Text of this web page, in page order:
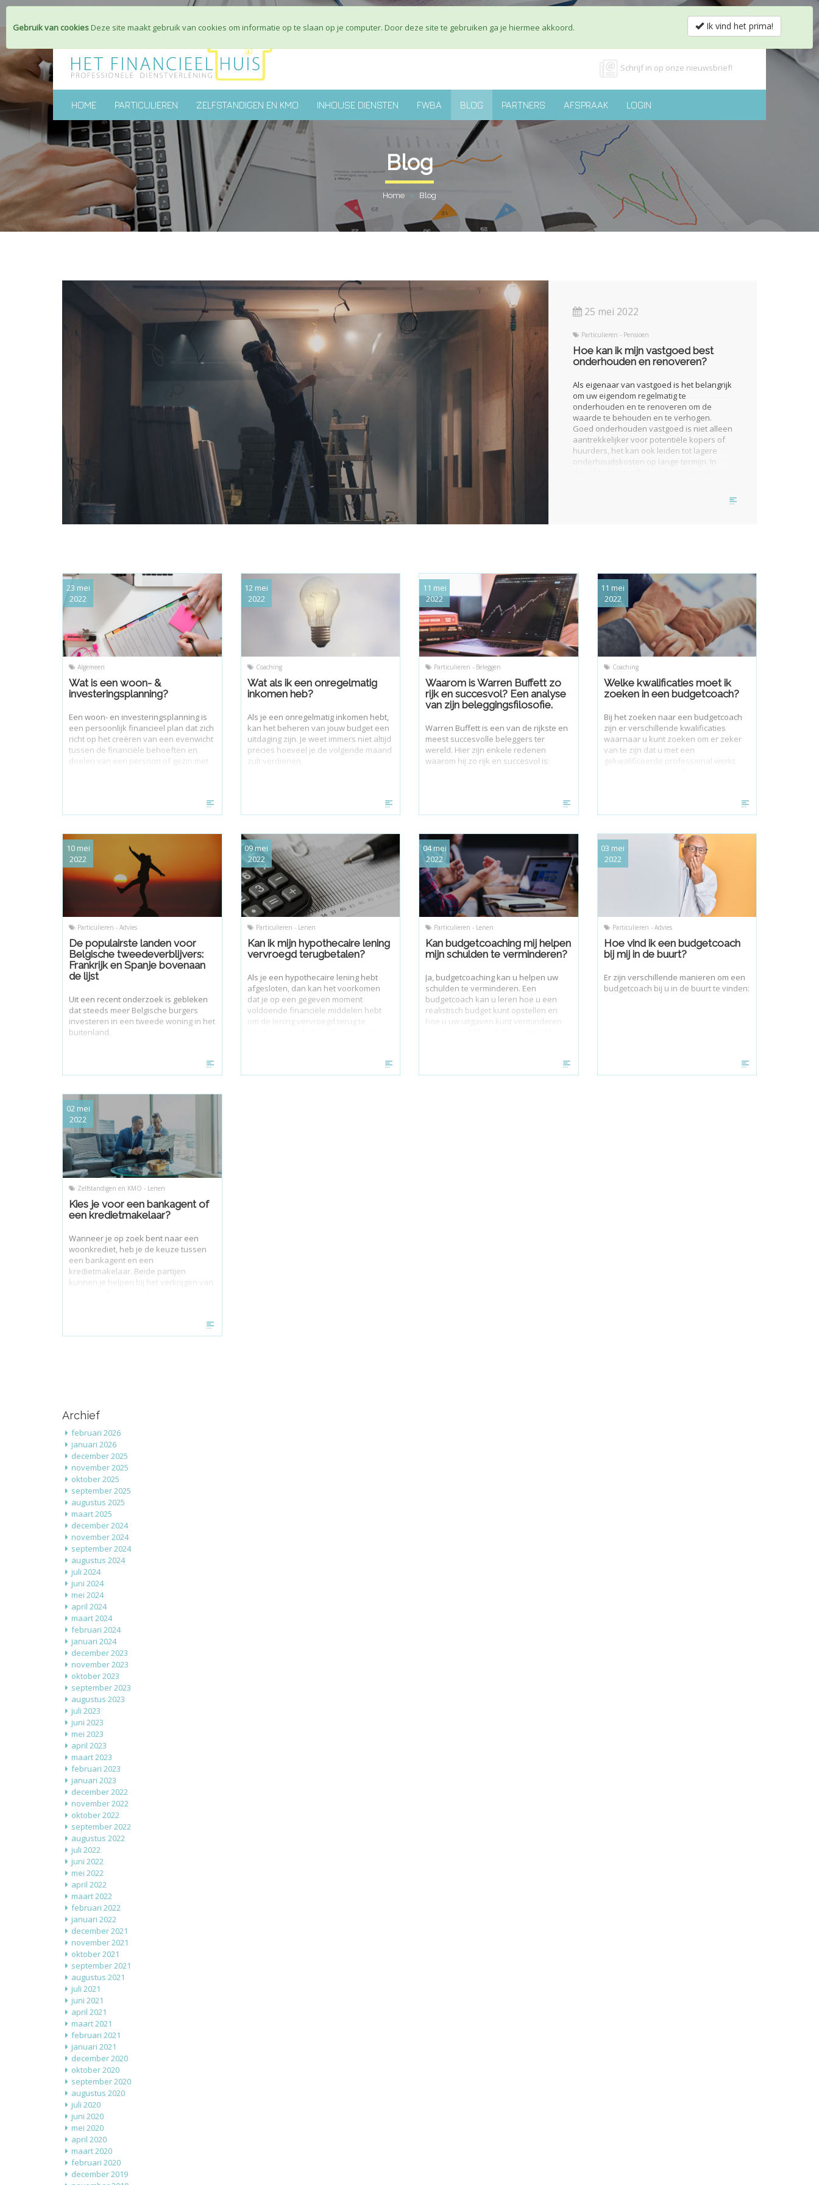
nl fr
Schrijf in op onze nieuwsbrief!
HOME PARTICULIEREN ZELFSTANDIGEN EN KMO INHOUSE DIENSTEN FWBA BLOG PARTNERS AFSPRAAK LOGIN
Blog
Home » Blog
25 mei 2022
Particulieren - Pensioen
Hoe kan ik mijn vastgoed best
onderhouden en renoveren?
Als eigenaar van vastgoed is het belangrijk
om uw eigendom regelmatig te
onderhouden en te renoveren om de
waarde te behouden en te verhogen.
Goed onderhouden vastgoed is niet alleen
aantrekkelijker voor potentiële kopers of
huurders, het kan ook leiden tot lagere
onderhoudskosten op lange termijn. In
23 mei
2022
Algemeen
Wat is een woon- &
investeringsplanning?
Een woon- en investeringsplanning is
een persoonlijk financieel plan dat zich
richt op het creëren van een evenwicht
tussen de financiële behoeften en
doelen van een persoon of gezin met
12 mei
2022
Coaching
Wat als ik een onregelmatig
inkomen heb?
Als je een onregelmatig inkomen hebt,
kan het beheren van jouw budget een
uitdaging zijn. Je weet immers niet altijd
precies hoeveel je de volgende maand
zult verdienen.
11 mei
2022
Particulieren - Beleggen
Waarom is Warren Buffett zo
rijk en succesvol? Een analyse
van zijn beleggingsfilosofie.
Warren Buffett is een van de rijkste en
meest succesvolle beleggers ter
wereld. Hier zijn enkele redenen
waarom hij zo rijk en succesvol is:
11 mei
2022
Coaching
Welke kwalificaties moet ik
zoeken in een budgetcoach?
Bij het zoeken naar een budgetcoach
zijn er verschillende kwalificaties
waarnaar u kunt zoeken om er zeker
van te zijn dat u met een
gekwalificeerde professional werkt.
10 mei
2022
Particulieren - Advies
De populairste landen voor
Belgische tweedeverblijvers:
Frankrijk en Spanje bovenaan
de lijst
Uit een recent onderzoek is gebleken
dat steeds meer Belgische burgers
investeren in een tweede woning in het
buitenland.
09 mei
2022
Particulieren - Lenen
Kan ik mijn hypothecaire lening
vervroegd terugbetalen?
Als je een hypothecaire lening hebt
afgesloten, dan kan het voorkomen
dat je op een gegeven moment
voldoende financiële middelen hebt
om de lening vervroegd terug te
04 mei
2022
Particulieren - Lenen
Kan budgetcoaching mij helpen
mijn schulden te verminderen?
Ja, budgetcoaching kan u helpen uw
schulden te verminderen. Een
budgetcoach kan u leren hoe u een
realistisch budget kunt opstellen en
hoe u uw uitgaven kunt verminderen
03 mei
2022
Particulieren - Advies
Hoe vind ik een budgetcoach
bij mij in de buurt?
Er zijn verschillende manieren om een
budgetcoach bij u in de buurt te vinden:
02 mei
2022
Zelfstandigen en KMO - Lenen
Kies je voor een bankagent of
een kredietmakelaar?
Wanneer je op zoek bent naar een
woonkrediet, heb je de keuze tussen
een bankagent en een
kredietmakelaar. Beide partijen
kunnen je helpen bij het verkrijgen van
Archief
februari 2026
januari 2026
december 2025
november 2025
oktober 2025
september 2025
augustus 2025
maart 2025
december 2024
november 2024
september 2024
augustus 2024
juli 2024
juni 2024
mei 2024
april 2024
maart 2024
februari 2024
januari 2024
december 2023
november 2023
oktober 2023
september 2023
augustus 2023
juli 2023
juni 2023
mei 2023
april 2023
maart 2023
februari 2023
januari 2023
december 2022
november 2022
oktober 2022
september 2022
augustus 2022
juli 2022
juni 2022
mei 2022
april 2022
maart 2022
februari 2022
januari 2022
december 2021
november 2021
oktober 2021
september 2021
augustus 2021
juli 2021
juni 2021
april 2021
maart 2021
februari 2021
januari 2021
december 2020
oktober 2020
september 2020
augustus 2020
juli 2020
juni 2020
mei 2020
april 2020
maart 2020
februari 2020
december 2019
Gebruik van cookiesDeze site maakt gebruik van cookies om informatie op te slaan op je computer. Door deze site te gebruiken ga je hiermee akkoord. Ik vind het prima!